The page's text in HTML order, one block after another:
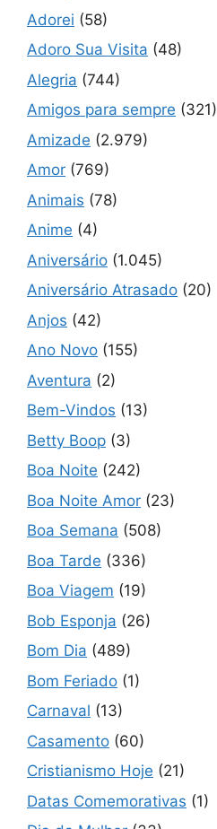
Adorei (58)
Adoro Sua Visita (48)
Alegria (744)
Amigos para sempre (321)
Amizade (2.979)
Amor (769)
Animais (78)
Anime (4)
Aniversário (1.045)
Aniversário Atrasado (20)
Anjos (42)
Ano Novo (155)
Aventura (2)
Bem-Vindos (13)
Betty Boop (3)
Boa Noite (242)
Boa Noite Amor (23)
Boa Semana (508)
Boa Tarde (336)
Boa Viagem (19)
Bob Esponja (26)
Bom Dia (489)
Bom Feriado (1)
Carnaval (13)
Casamento (60)
Cristianismo Hoje (21)
Datas Comemorativas (1)